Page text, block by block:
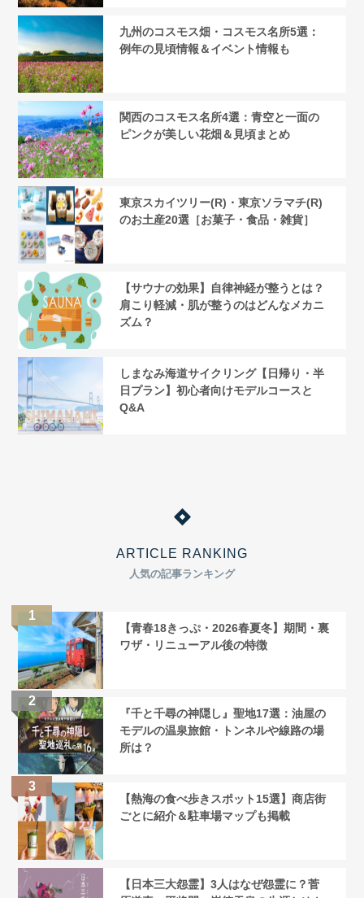
九州のコスモス畑・コスモス名所5選：
例年の見頃情報＆イベント情報も
関西のコスモス名所4選：青空と一面の
ピンクが美しい花畑＆見頃まとめ
東京スカイツリー(R)・東京ソラマチ(R)
のお土産20選［お菓子・食品・雑貨］
【サウナの効果】自律神経が整うとは？
肩こり軽減・肌が整うのはどんなメカニ
ズム？
しまなみ海道サイクリング【日帰り・半
日プラン】初心者向けモデルコースと
Q&A
ARTICLE RANKING
人気の記事ランキング
【青春18きっぷ・2026春夏冬】期間・裏
ワザ・リニューアル後の特徴
『千と千尋の神隠し』聖地17選：油屋の
モデルの温泉旅館・トンネルや線路の場
所は？
【熱海の食べ歩きスポット15選】商店街
ごとに紹介＆駐車場マップも掲載
【日本三大怨霊】3人はなぜ怨霊に？菅